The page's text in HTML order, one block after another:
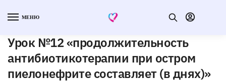
МЕНЮ
Урок №12 «продолжительность
антибиотикотерапии при остром
пиелонефрите составляет (в днях)»